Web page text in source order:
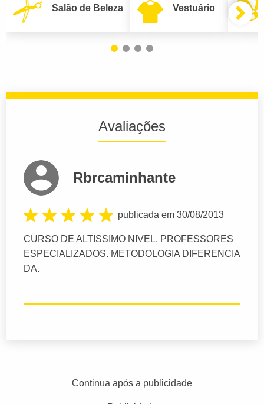
Salão de Beleza Vestuário
Avaliações
Rbrcaminhante
publicada em 30/08/2013
CURSO DE ALTISSIMO NIVEL. PROFESSORES
ESPECIALIZADOS. METODOLOGIA DIFERENCIA
DA.
Continua após a publicidade